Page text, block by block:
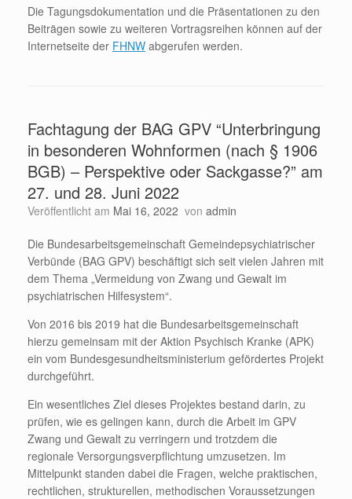
Die Tagungsdokumentation und die Präsentationen zu den
Beiträgen sowie zu weiteren Vortragsreihen können auf der
Internetseite der FHNW abgerufen werden.
Fachtagung der BAG GPV “Unterbringung
in besonderen Wohnformen (nach § 1906
BGB) – Perspektive oder Sackgasse?” am
27. und 28. Juni 2022
Veröffentlicht am Mai 16, 2022 von admin
Die Bundesarbeitsgemeinschaft Gemeindepsychiatrischer
Verbünde (BAG GPV) beschäftigt sich seit vielen Jahren mit
dem Thema „Vermeidung von Zwang und Gewalt im
psychiatrischen Hilfesystem“.
Von 2016 bis 2019 hat die Bundesarbeitsgemeinschaft
hierzu gemeinsam mit der Aktion Psychisch Kranke (APK)
ein vom Bundesgesundheitsministerium gefördertes Projekt
durchgeführt.
Ein wesentliches Ziel dieses Projektes bestand darin, zu
prüfen, wie es gelingen kann, durch die Arbeit im GPV
Zwang und Gewalt zu verringern und trotzdem die
regionale Versorgungsverpflichtung umzusetzen. Im
Mittelpunkt standen dabei die Fragen, welche praktischen,
rechtlichen, strukturellen, methodischen Voraussetzungen